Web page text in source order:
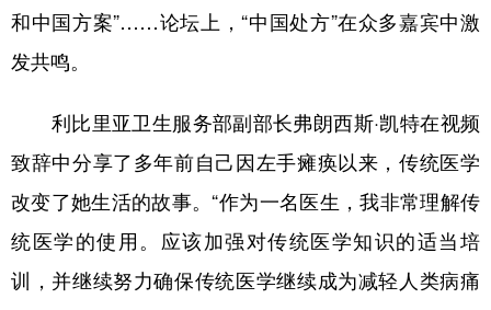
和中国方案”……论坛上，“中国处方”在众多嘉宾中激
发共鸣。
利比里亚卫生服务部副部长弗朗西斯·凯特在视频
致辞中分享了多年前自己因左手瘫痪以来，传统医学
改变了她生活的故事。“作为一名医生，我非常理解传
统医学的使用。应该加强对传统医学知识的适当培
训，并继续努力确保传统医学继续成为减轻人类病痛